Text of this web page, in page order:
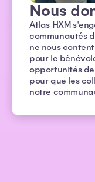
Nous
Atlas HXM
communautés
ne nous
pour le
opportunités
pour que les
notre